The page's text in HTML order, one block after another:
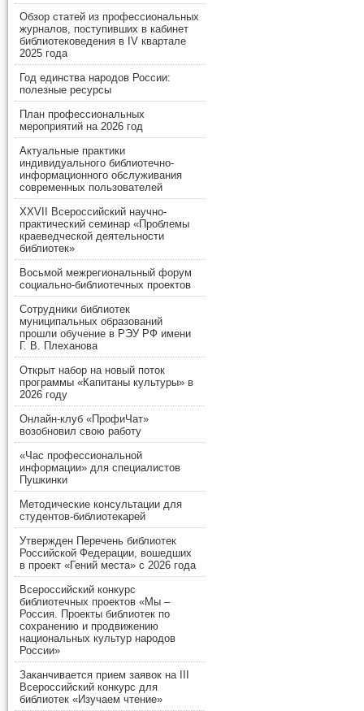
Обзор статей из профессиональных
журналов, поступивших в кабинет
библиотековедения в IV квартале
2025 года
Год единства народов России:
полезные ресурсы
План профессиональных
мероприятий на 2026 год
Актуальные практики
индивидуального библиотечно-
информационного обслуживания
современных пользователей
XXVII Всероссийский научно-
практический семинар «Проблемы
краеведческой деятельности
библиотек»
Восьмой межрегиональный форум
социально-библиотечных проектов
Сотрудники библиотек
муниципальных образований
прошли обучение в РЭУ РФ имени
Г. В. Плеханова
Открыт набор на новый поток
программы «Капитаны культуры» в
2026 году
Онлайн-клуб «ПрофиЧат»
возобновил свою работу
«Час профессиональной
информации» для специалистов
Пушкинки
Методические консультации для
студентов-библиотекарей
Утвержден Перечень библиотек
Российской Федерации, вошедших
в проект «Гений места» с 2026 года
Всероссийский конкурс
библиотечных проектов «Мы –
Россия. Проекты библиотек по
сохранению и продвижению
национальных культур народов
России»
Заканчивается прием заявок на III
Всероссийский конкурс для
библиотек «Изучаем чтение»